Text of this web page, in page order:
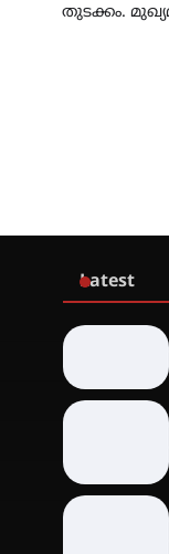
തുടക്കം.
Latest